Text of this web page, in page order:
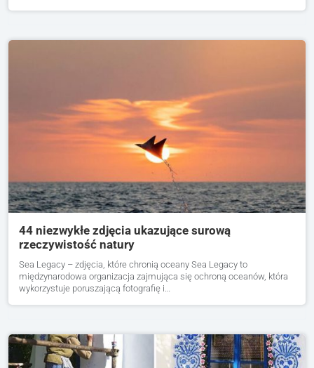
44 niezwykłe zdjęcia ukazujące surową
rzeczywistość natury
Sea Legacy – zdjęcia, które chronią oceany Sea Legacy to
międzynarodowa organizacja zajmująca się ochroną oceanów, która
wykorzystuje poruszającą fotografię i…